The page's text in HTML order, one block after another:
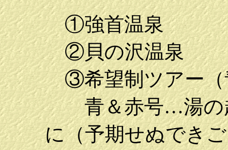
①強首温泉
②貝の沢温泉
③希望制ツアー（
青＆赤号…湯の
に（予期せぬでき